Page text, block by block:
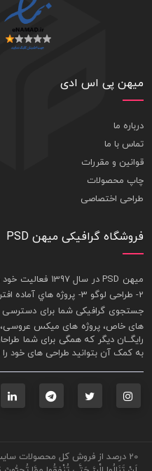
میهن پی اس ادی
درباره ما
تماس با ما
قوانین و مقررات
چاپ محصولات
طراحی اختصاصی
فروشگاه گرافیکی میهن PSD
ميهن PSD در سال 1397 فعاليت خود را در بخش های : 1-
2- طراحی لوگو 3- پروژه
جستجوی گرافيکی شما برای دسترسی
های خاص، پروژه های ميکس عروسی،
رايگــان ديگر که همگی برای شما
به کمک آن بتوانيد طراحی های خود
20 درصد از فروش کل محصولات